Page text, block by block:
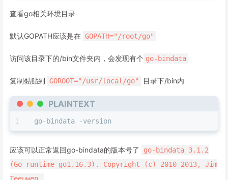
查看go相关环境目录
默认GOPATH应该是在 GOPATH="/root/go"
访问该目录下的/bin文件夹内，会发现有个 go-bindata
复制黏贴到 GOROOT="/usr/local/go" 目录下/bin内
PLAINTEXT
go-bindata -version
应该可以正常返回go-bindata的版本号了
go-bindata 3.1.2
(Go runtime go1.16.3). Copyright (c) 2010-2013, Jim